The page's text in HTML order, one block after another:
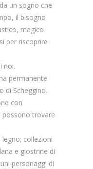
un sogno che
il bisogno
magico
per riscoprire
noi.
permanente
di Scheggino.
con
possono trovare
collezioni
e giostrine di
personaggi di